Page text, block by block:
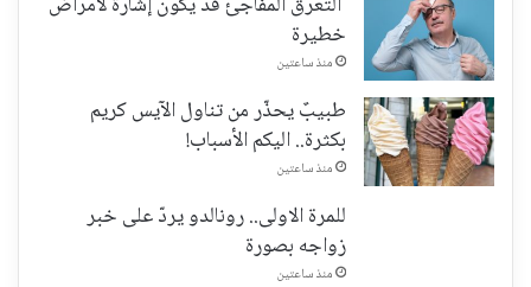
خطيرة
منذ ساعتين
طبيبٌ يحذّر من تناول الآيس كريم
بكثرة.. اليكم الأسباب!
منذ ساعتين
للمرة الاولى.. رونالدو يردّ على خبر
زواجه بصورة
منذ ساعتين